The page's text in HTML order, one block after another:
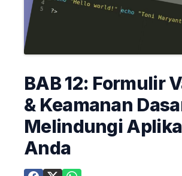
BAB 12: Formulir
& Keamanan
Melindungi
Anda